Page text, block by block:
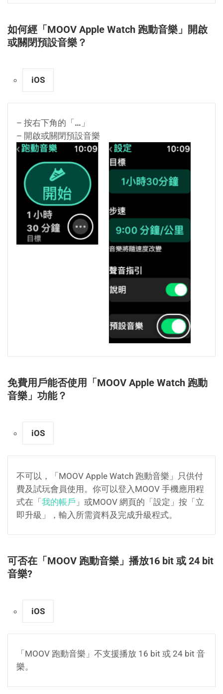
如何經「MOOV Apple Watch 跑動音樂」開啟
或關閉預設音樂？
iOS
– 按右下角的「… 」
– 開啟或關閉預設音樂
免費用戶能否使用「MOOV Apple Watch 跑動
音樂」功能？
iOS
不可以，「MOOV Apple Watch 跑動音樂」只供付
費及試玩會員使用。你可以登入MOOV 手機應用程
式在「我的帳戶 」或MOOV 網頁的「設定」按「立
即升級」，輸入所需資料及完成升級程式。
可否在「MOOV 跑動音樂」播放16 bit 或 24 bit
音樂?
iOS
「MOOV 跑動音樂」不支援播放 16 bit 或 24 bit 音
樂。